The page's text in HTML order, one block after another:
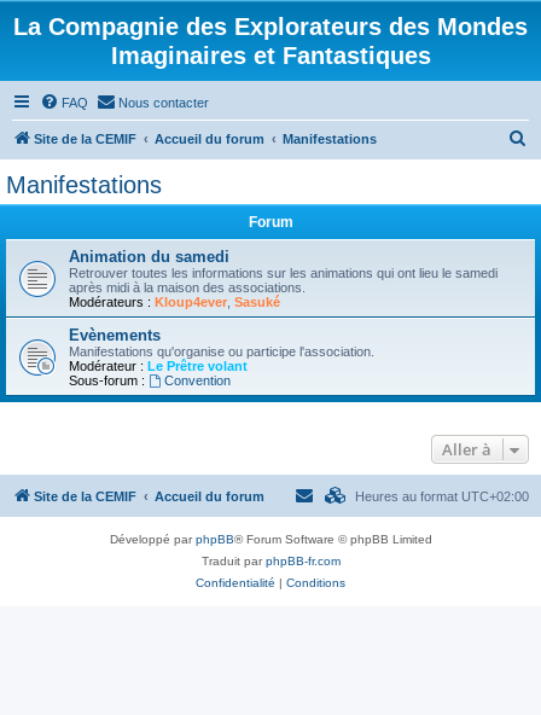
La Compagnie des Explorateurs des Mondes
Imaginaires et Fantastiques
FAQ Nous contacter
Site de la CEMIF Accueil du forum Manifestations
r
Manifestations
Forum
Animation du samedi
Retrouver toutes les informations sur les animations qui ont lieu le samedi
après midi à la maison des associations.
Modérateurs : Kloup4ever Sasuké
Evènements
Manifestations qu'organise ou participe l'association.
Modérateur : Le Prêtre volant
Sous-forum :
Convention
Aller à
Site de la CEMIF Accueil du forum Heures au format UTC+02:00
Développé parphpBB® Forum Software © phpBB Limited
Traduit parphpBB-fr.com
Confidentialité | Conditions